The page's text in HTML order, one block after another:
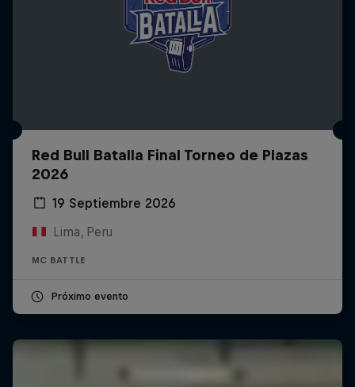
Red Bull Batalla Final Torneo de Plazas
2026
19 Septiembre 2026
Lima, Peru
MC BATTLE
Próximo evento